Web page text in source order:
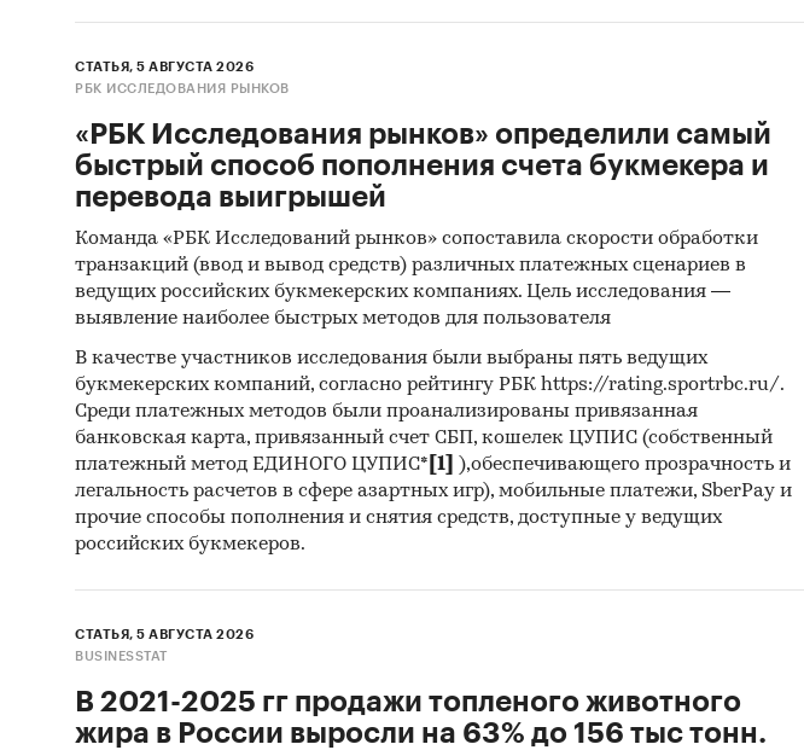
СТАТЬЯ, 5 АВГУСТА 2026
РБК ИССЛЕДОВАНИЯ РЫНКОВ
«РБК Исследования рынков» определили самый
быстрый способ пополнения счета букмекера и
перевода выигрышей
Команда «РБК Исследований рынков» сопоставила скорости обработки
транзакций (ввод и вывод средств) различных платежных сценариев в
ведущих российских букмекерских компаниях. Цель исследования —
выявление наиболее быстрых методов для пользователя
В качестве участников исследования были выбраны пять ведущих
букмекерских компаний, согласно рейтингу РБК https://rating.sportrbc.ru/.
Среди платежных методов были проанализированы привязанная
банковская карта, привязанный счет СБП, кошелек ЦУПИС (собственный
платежный метод ЕДИНОГО ЦУПИС* [1]
),обеспечивающего прозрачность и
легальность расчетов в сфере азартных игр), мобильные платежи, SberPay и
прочие способы пополнения и снятия средств, доступные у ведущих
российских букмекеров.
СТАТЬЯ, 5 АВГУСТА 2026
BUSINESSTAT
В 2021-2025 гг продажи топленого животного
жира в России выросли на 63% до 156 тыс тонн.